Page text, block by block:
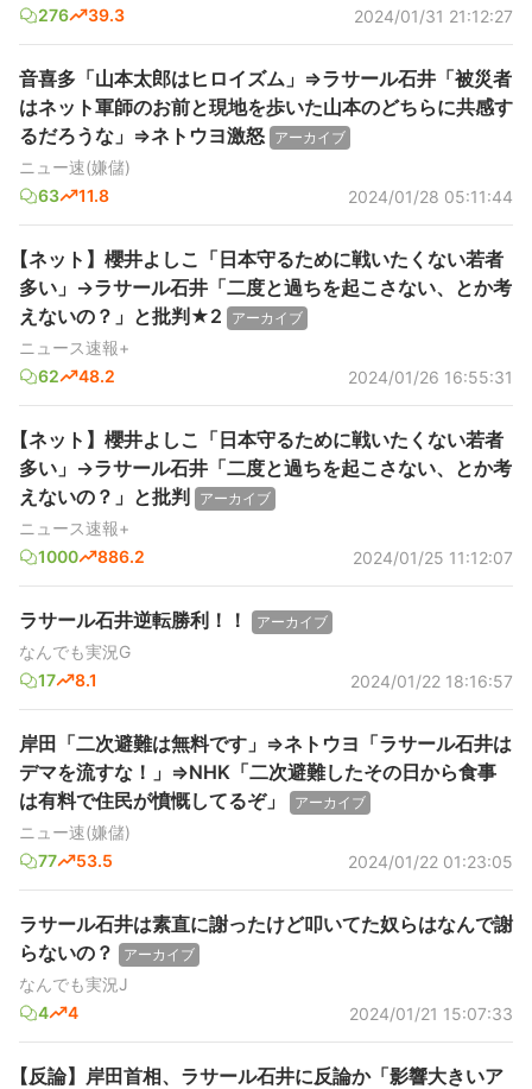
276
39.3 2024/01/31 21:12:27
音喜多「山本太郎はヒロイズム」⇒ラサール石井「被災者
はネット軍師のお前と現地を歩いた山本のどちらに共感す
るだろうな」⇒ネトウヨ激怒 アーカイブ
ニュー速(嫌儲)
63
11.8 2024/01/28 05:11:44
【ネット】櫻井よしこ「日本守るために戦いたくない若者
多い」→ラサール石井「二度と過ちを起こさない、とか考
えないの？」と批判★2
アーカイブ
ニュース速報+
62
48.2 2024/01/26 16:55:31
【ネット】櫻井よしこ「日本守るために戦いたくない若者
多い」→ラサール石井「二度と過ちを起こさない、とか考
えないの？」と批判
アーカイブ
ニュース速報+
1000
886.2 2024/01/25 11:12:07
ラサール石井逆転勝利！！ アーカイブ
なんでも実況G
17
8.1 2024/01/22 18:16:57
岸田「二次避難は無料です」⇒ネトウヨ「ラサール石井は
デマを流すな！」⇒NHK「二次避難したその日から食事
は有料で住民が憤慨してるぞ」
アーカイブ
ニュー速(嫌儲)
77
53.5 2024/01/22 01:23:05
ラサール石井は素直に謝ったけど叩いてた奴らはなんで謝
らないの？
アーカイブ
なんでも実況J
4
4 2024/01/21 15:07:33
【反論】岸田首相、ラサール石井に反論か「影響大きいア